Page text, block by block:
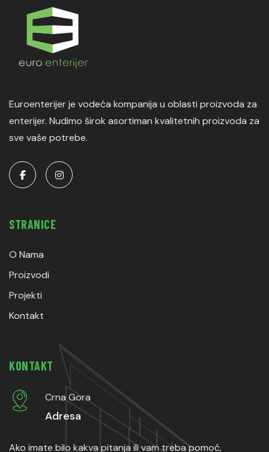
Euroenterijer je vodeća kompanija u oblasti proizvoda za
enterijer. Nudimo širok asortiman kvalitetnih proizvoda za
sve vaše potrebe.
STRANICE
O Nama
Proizvodi
Projekti
Kontakt
KONTAKT
Crna Gora
Adresa
Ako imate bilo kakva pitanja ili vam treba pomoć,